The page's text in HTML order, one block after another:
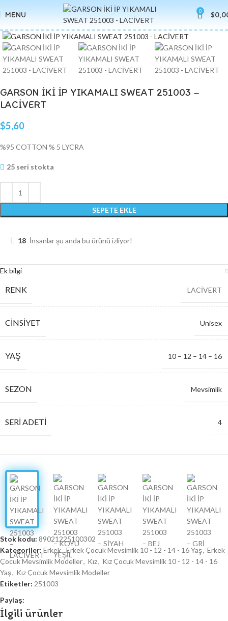
MENU 0 $
Click to enlarge
GARSON İKİ İP YIKAMALI SWEAT 251003 –
LACİVERT
$5,60
%95 COTTON % 5 LYCRA
25 seri stokta
SEPETE EKLE
18 İnsanlar şu anda bu ürünü izliyor!
Ek bilgi
RENK LACİVERT
CINSIYET Unisex
YAŞ 10 – 12 – 14 – 16
SEZON Mevsimlik
SERI ADETI 4
Stok kodu: 89021225100302
Kategoriler: Erkek, Erkek Çocuk Mevsimlik 10 - 12 - 14 - 16 Yaş, Erkek
Çocuk Mevsimlik Modeller, Kız, Kız Çocuk Mevsimlik 10 - 12 - 14 - 16
Yaş, Kız Çocuk Mevsimlik Modeller
Etiketler: 251003
Paylaş:
İlgili ürünler